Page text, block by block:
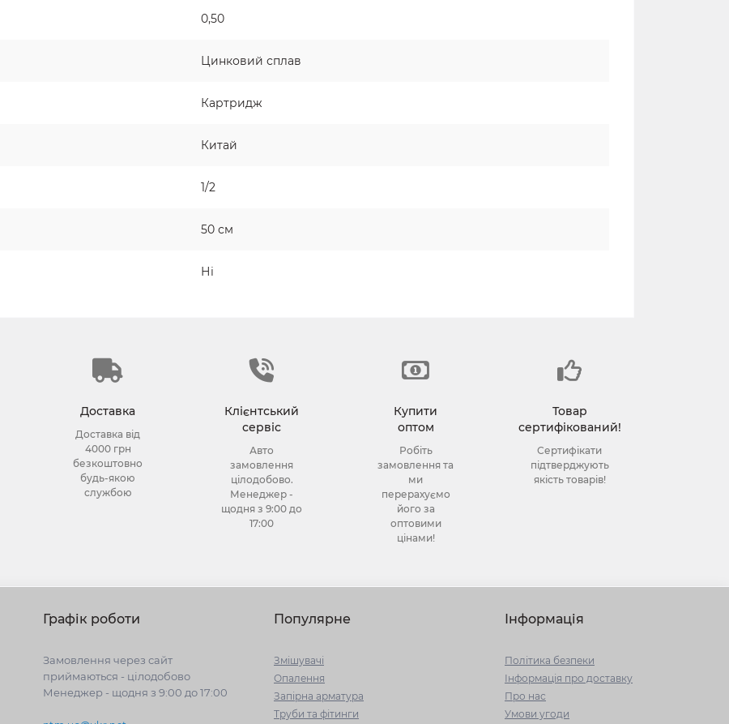
0,50
Цинковий сплав
Картридж
Китай
1/2
50 см
Ні
Доставка
Доставка від
4000 грн
безкоштовно
будь-якою
службою
Клієнтський
сервіс
Авто
замовлення
цілодобово.
Менеджер -
щодня з 9:00 до
17:00
Купити
оптом
Робіть
замовлення та
ми
перерахуємо
його за
оптовими
цінами!
Товар
сертифікований!
Сертифікати
підтверджують
якість товарів!
Графік роботи
Замовлення через сайт
приймаються - цілодобово
Менеджер - щодня з 9:00 до 17:00
Популярне
Змішувачі
Опалення
Запірна арматура
Труби та фітинги
Інформація
Політика безпеки
Інформація про доставку
Про нас
Умови угоди